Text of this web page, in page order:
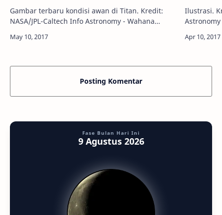
Gambar terbaru kondisi awan di Titan. Kredit:
NASA/JPL-Caltech Info Astronomy - Wahana
memotret gambar terbaru dari kumpula…
Ilustrasi.
meneliti
Posting Komentar
Fase Bulan Hari Ini
9 Agustus 2026